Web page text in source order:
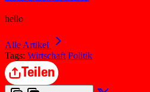
hello
Alle Artikel
Tags: Wirtschaft Politik
Teilen